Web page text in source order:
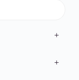
+
+